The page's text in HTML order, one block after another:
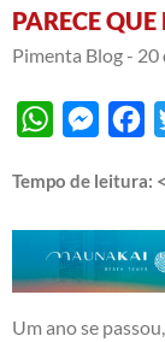
PARECE
Pimenta Blog - 20
WhatsApp
Tempo de leitura:
Um ano se